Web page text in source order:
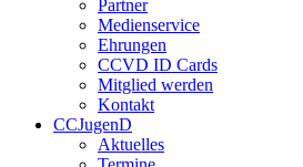
Partner
Medienservice
Ehrungen
CCVD ID Cards
Mitglied werden
Kontakt
CCJugenD
Aktuelles